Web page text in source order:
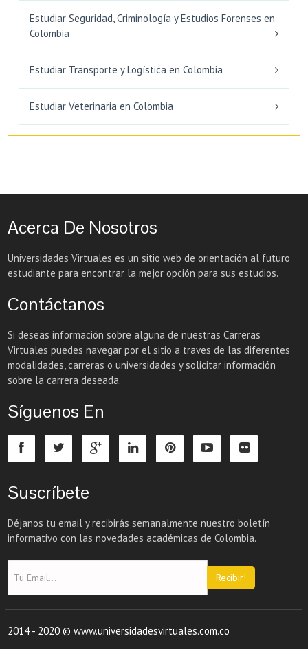
Estudiar Seguridad, Criminología y Estudios Forenses en
Colombia
Estudiar Transporte y Logística en Colombia
Estudiar Veterinaria en Colombia
Acerca De Nosotros
Universidades Virtuales es un sitio web de orientación al futuro
estudiante para encontrar la mejor opción para sus estudios.
Contáctanos
Si deseas información sobre alguna de nuestras Carreras
Virtuales puedes navegar por el sitio a traves de las diferentes
modalidades, carreras o universidades y solicitar información
sobre la carrera deseada.
Síguenos En
Suscríbete
Déjanos tu email y recibirás semanalmente nuestro boletín
informativo con las novedades académicas de Colombia.
Recibir!
2014 - 2020 © www.universidadesvirtuales.com.co